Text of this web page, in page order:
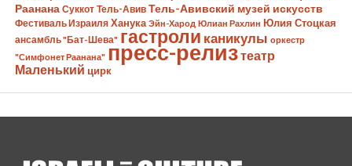
Раанана Суккот Тель-Авив Тель-Авивский музей искусств
Фестиваль Израиля Ханука Эйн-Харод Юлиан Рахлин Юлия Стоцкая
ансамбль "Бат-Шева" гастроли каникулы оркестр
"Симфонет Раанана" пресс-релизтеатр
Маленький цирк